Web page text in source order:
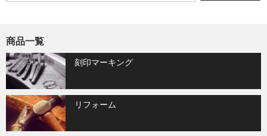
商品一覧
刻印マーキング
リフォーム